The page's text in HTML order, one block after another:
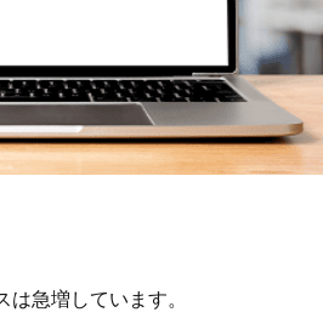
急増しています。